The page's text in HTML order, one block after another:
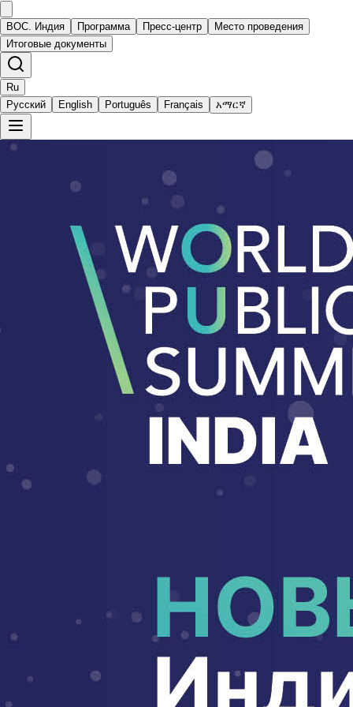
ВОС. Индия Программа Пресс-центр
Место проведения
Итоговые документы
Ru
Русский
English Português Français አማርኛ